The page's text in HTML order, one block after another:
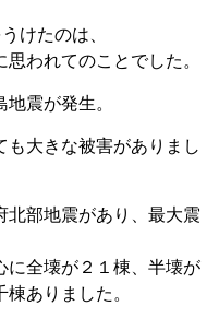
けたのは、
われてのことでした。
震が発生。
も大きな被害がありまし
北部地震があり、最大震
に全壊が２１棟、半壊が
ありました。